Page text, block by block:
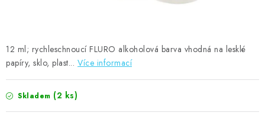
12 ml; rychleschnoucí FLURO alkoholová barva vhodná na lesklé
papíry, sklo, plast... Více informací
Skladem (2 ks)